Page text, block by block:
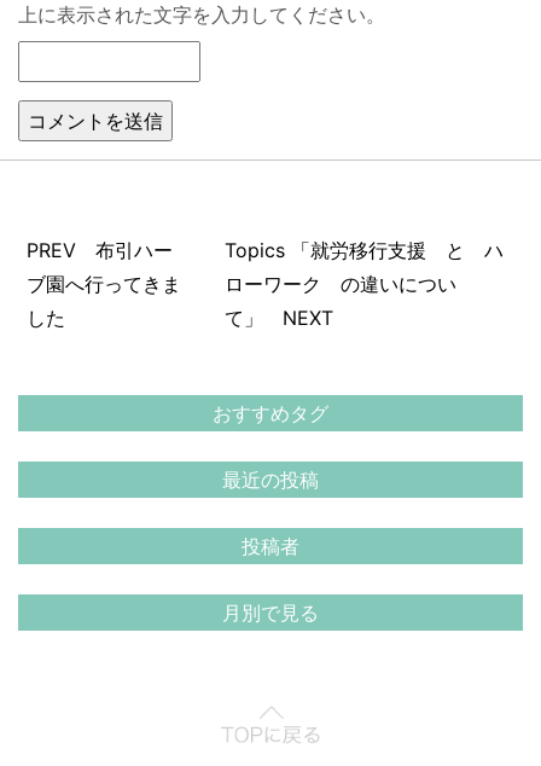
おすすめタグ
最近の投稿
投稿者
月別で見る
上に表示された文字を入力してください。
PREV 布引ハー
ブ園へ行ってきま
した
Topics 「就労移行支援 と ハ
ローワーク の違いについ
て」 NEXT